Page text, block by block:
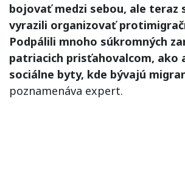
bojovať medzi sebou, ale teraz
vyrazili organizovať
Podpálili mnoho súkromných
patriacich prisťahovalcom, ako
sociálne byty, kde bývajú
poznamenáva expert.